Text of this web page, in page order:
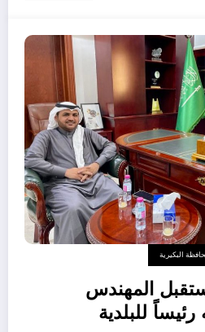
البكيرية
المهندس
للبلدية